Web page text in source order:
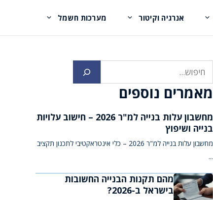
אנרגיה וקיטור מערכות חשמל
מאמרים נוספים
מחשבון עלות בנייה למ"ר 2026 – חישוב עלויות
בנייה ושיפוץ
מחשבון עלות בנייה למ"ר 2026 – כלי אינטראקטיבי לתכנון תקציב
...
מהם תקנות הבנייה החשובות
בישראל ב-2026?